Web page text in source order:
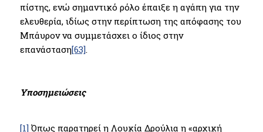
πίστης, ενώ σημαντικό ρόλο έπαιξε η αγάπη για την
ελευθερία, ιδίως στην περίπτωση της απόφασης του
Μπάυρον να συμμετάσχει ο ίδιος στην
επανάσταση[63].
Υποσημειώσεις
[1]Όπως παρατηρεί η Λουκία Δρούλια η «αρχική